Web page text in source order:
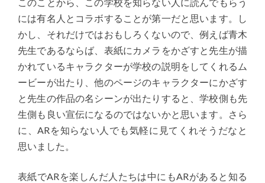
には有名人とコラボすることが第一だと思います。し
かし、それだけではおもしろくないので、例えば青木
先生であるならば、表紙にカメラをかざすと先生が描
かれているキャラクターが学校の説明をしてくれるム
ービーが出たり、他のページのキャラクターにかざす
と先生の作品の名シーンが出たりすると、学校側も先
生側も良い宣伝になるのではないかと思います。さら
に、ARを知らない人でも気軽に見てくれそうだなと
思いました。
表紙でARを楽しんだ人たちは中にもARがあると知る